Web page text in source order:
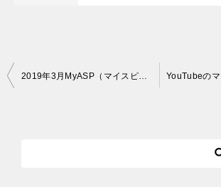
投
2019年3月MyASP（マイスピー）社内交流会＆サプライズ！！